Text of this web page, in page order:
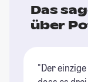
Das
über
"Der